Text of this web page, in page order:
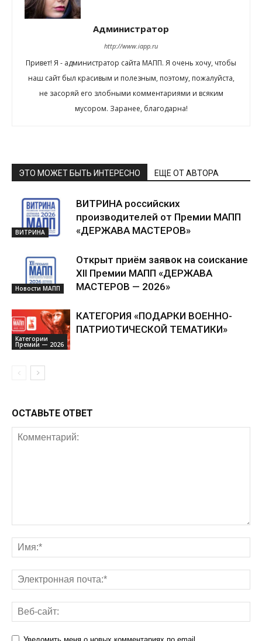
Администратор
http://www.iapp.ru
Привет! Я - администратор сайта МАПП. Я очень хочу, чтобы
наш сайт был красивым и полезным, поэтому, пожалуйста,
не засоряй его злобными комментариями и всяким
мусором. Заранее, благодарна!
ЭТО МОЖЕТ БЫТЬ ИНТЕРЕСНО ЕЩЕ ОТ АВТОРА
ВИТРИНА
ВИТРИНА российских
производителей от Премии МАПП
«ДЕРЖАВА МАСТЕРОВ»
Новости МАПП
Открыт приём заявок на соискание
XII Премии МАПП «ДЕРЖАВА
МАСТЕРОВ — 2026»
Категории
Премии — 2026
КАТЕГОРИЯ «ПОДАРКИ ВОЕННО-
ПАТРИОТИЧЕСКОЙ ТЕМАТИКИ»
ОСТАВЬТЕ ОТВЕТ